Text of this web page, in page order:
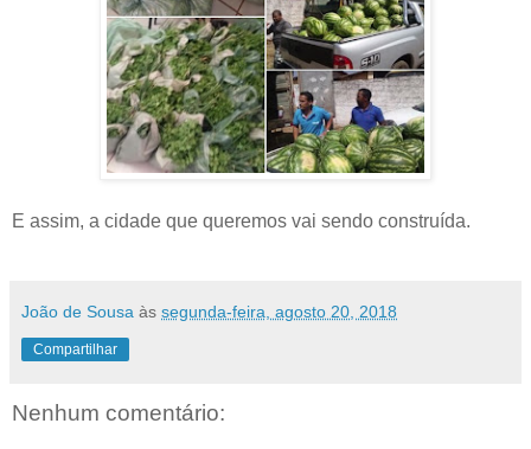
E assim, a cidade que queremos vai sendo construída.
João de Sousa às segunda-feira, agosto 20, 2018
Compartilhar
Nenhum comentário: